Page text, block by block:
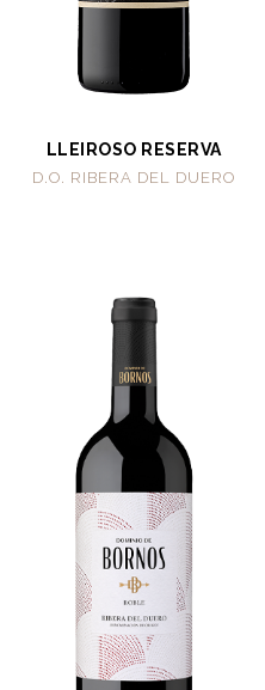
LLEIROSO RESERVA
D.O. RIBERA DEL DUERO